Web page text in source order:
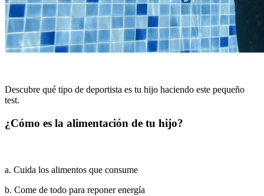
Descubre qué tipo de deportista es tu hijo haciendo este pequeño
test.
¿Cómo es la alimentación de tu hijo?
a. Cuida los alimentos que consume
b. Come de todo para reponer energía